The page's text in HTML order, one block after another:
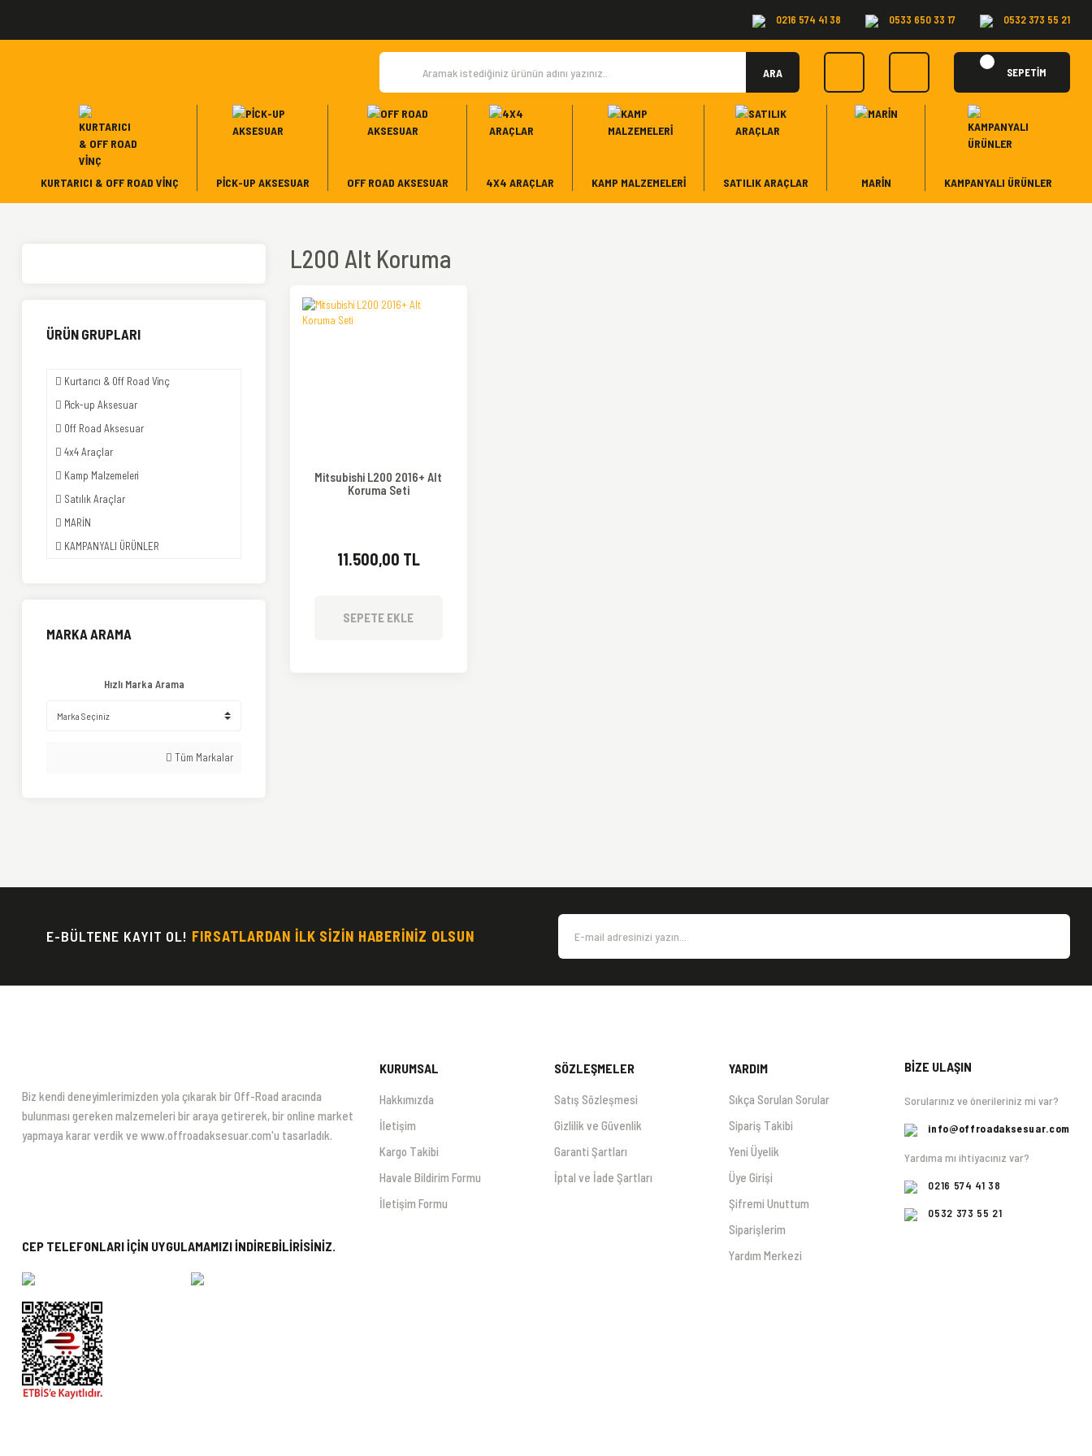
0216 574 41 38 0533 650 33 17 0532 373 55 21
ARA SEPETİM
KURTARICI & OFF ROAD VINÇ PICK-UP AKSESUAR OFF ROAD AKSESUAR 4X4 ARAÇLAR KAMP MALZEMELERI SATILIK ARAÇLAR MARİN KAMPANYALI ÜRÜNLER
ÜRÜN GRUPLARI
Kurtarıcı & Off Road Vinç
Pick-up Aksesuar
Off Road Aksesuar
4x4 Araçlar
Kamp Malzemeleri
Satılık Araçlar
MARİN
KAMPANYALI ÜRÜNLER
MARKA ARAMA
Hızlı Marka Arama
Tüm Markalar
L200 Alt Koruma
Mitsubishi L200 2016+ Alt
Koruma Seti
11.500,00 TL
SEPETE EKLE
E-BÜLTENE KAYIT OL! FIRSATLARDAN İLK SİZİN HABERİNİZ OLSUN
Biz kendi deneyimlerimizden yola çıkarak bir Off-Road aracında
bulunması gereken malzemeleri bir araya getirerek, bir online market
yapmaya karar verdik ve www.offroadaksesuar.com'u tasarladık.
CEP TELEFONLARI İÇİN UYGULAMAMIZI İNDİREBİLİRİSİNİZ.
KURUMSAL
Hakkımızda
İletişim
Kargo Takibi
Havale Bildirim Formu
İletişim Formu
SÖZLEŞMELER
Satış Sözleşmesi
Gizlilik ve Güvenlik
Garanti Şartları
İptal ve İade Şartları
YARDIM
Sıkça Sorulan Sorular
Sipariş Takibi
Yeni Üyelik
Üye Girişi
Şifremi Unuttum
Siparişlerim
Yardım Merkezi
BİZE ULAŞIN
Sorularınız ve önerileriniz mi var?
info@offroadaksesuar.com
Yardıma mı ihtiyacınız var?
0216 574 41 38
0532 373 55 21